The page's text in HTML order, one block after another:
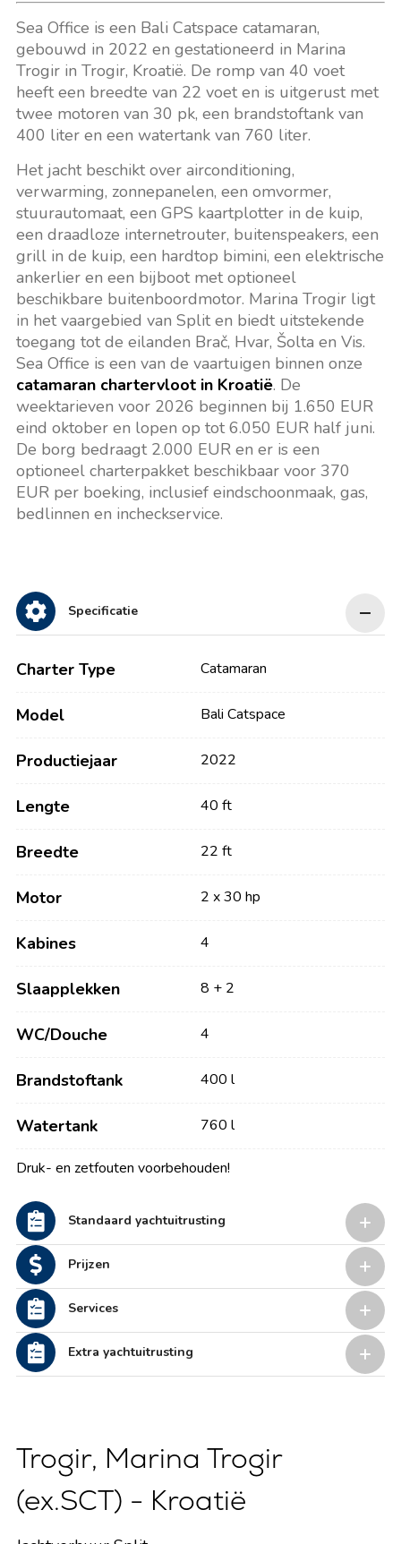
Sea Office is een Bali Catspace catamaran,
gebouwd in 2022 en gestationeerd in Marina
Trogir in Trogir, Kroatië. De romp van 40 voet
heeft een breedte van 22 voet en is uitgerust met
twee motoren van 30 pk, een brandstoftank van
400 liter en een watertank van 760 liter.
Het jacht beschikt over airconditioning,
verwarming, zonnepanelen, een omvormer,
stuurautomaat, een GPS kaartplotter in de kuip,
een draadloze internetrouter, buitenspeakers, een
grill in de kuip, een hardtop bimini, een elektrische
ankerlier en een bijboot met optioneel
beschikbare buitenboordmotor. Marina Trogir ligt
in het vaargebied van Split en biedt uitstekende
toegang tot de eilanden Brač, Hvar, Šolta en Vis.
Sea Office is een van de vaartuigen binnen onze
catamaran chartervloot in Kroatië. De
weektarieven voor 2026 beginnen bij 1.650 EUR
eind oktober en lopen op tot 6.050 EUR half juni.
De borg bedraagt 2.000 EUR en er is een
optioneel charterpakket beschikbaar voor 370
EUR per boeking, inclusief eindschoonmaak, gas,
bedlinnen en incheckservice.
Specificatie
Charter Type Catamaran
Model Bali Catspace
Productiejaar 2022
Lengte 40 ft
Breedte 22 ft
Motor 2 x 30 hp
Kabines 4
Slaapplekken 8 + 2
WC/Douche 4
Brandstoftank 400 l
Watertank 760 l
Druk- en zetfouten voorbehouden!
Standaard yachtuitrusting
Prijzen
Services
Extra yachtuitrusting
Trogir, Marina Trogir
(ex.SCT) - Kroatië